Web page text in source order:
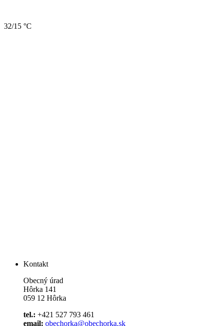
32/15 °C
Kontakt
Obecný úrad
Hôrka 141
059 12 Hôrka
tel.: +421 527 793 461
email: obechorka@obechorka.sk